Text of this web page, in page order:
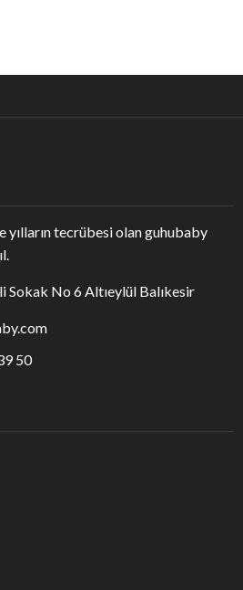
tecrübesi olan guhubaby
Sokak No 6 Altıeylül Balıkesir
50